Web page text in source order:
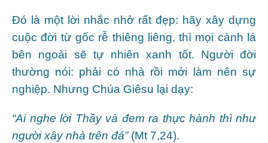
Đó là một lời nhắc nhở rất đẹp: hãy xây dựng
cuộc đời từ gốc rễ thiêng liêng, thì mọi cành lá
bên ngoài sẽ tự nhiên xanh tốt. Người đời
thường nói: phải có nhà rồi mới làm nên sự
nghiệp. Nhưng Chúa Giêsu lại dạy:
“Ai nghe lời Thầy và đem ra thực hành thì như
người xây nhà trên đá” (Mt 7,24).